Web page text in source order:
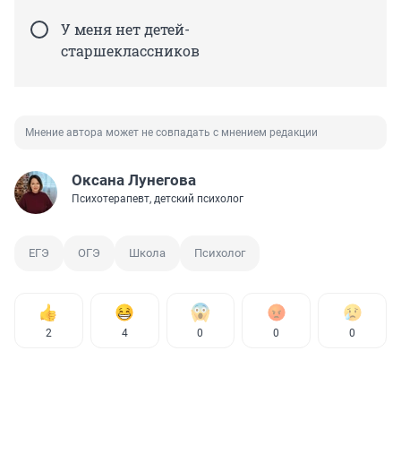
У меня нет детей-
старшеклассников
Мнение автора может не совпадать с мнением редакции
Оксана Лунегова
Психотерапевт, детский психолог
ЕГЭ ОГЭ Школа Психолог
2 4 0 0 0